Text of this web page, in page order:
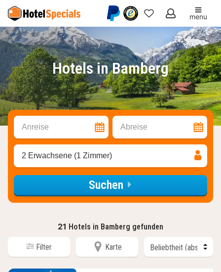
Meine
Favoriten
menu
Hotels in Bamberg
Anreise Abreise
2 Erwachsene (1 Zimmer)
Suchen
21 Hotels in Bamberg gefunden
Filter Karte